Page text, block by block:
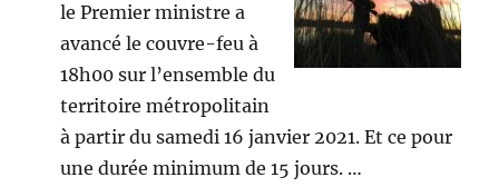
le Premier ministre a
avancé le couvre-feu à
18h00 sur l’ensemble du
territoire métropolitain
à partir du samedi 16 janvier 2021. Et ce pour
une durée minimum de 15 jours. …